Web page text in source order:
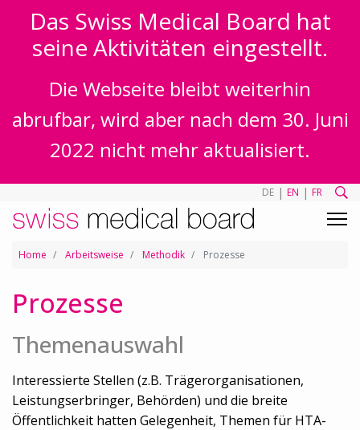
Das Swiss Medical Board hat
seine Aktivitäten eingestellt.
Die Webseite bleibt weiterhin
abrufbar, wird aber nach dem 30. Juni
2022 nicht mehr aktualisiert.
DE | EN | FR
Home Arbeitsweise Methodik Prozesse
Prozesse
Themenauswahl
Interessierte Stellen (z.B. Trägerorganisationen,
Leistungserbringer, Behörden) und die breite
Öffentlichkeit hatten Gelegenheit, Themen für HTA-